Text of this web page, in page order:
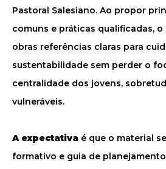
Pastoral Salesiano. Ao propor
comuns e práticas qualificadas,
obras referências claras para
sustentabilidade sem perder o
centralidade dos jovens,
vulneráveis.
A expectativa é que o material
formativo e guia de